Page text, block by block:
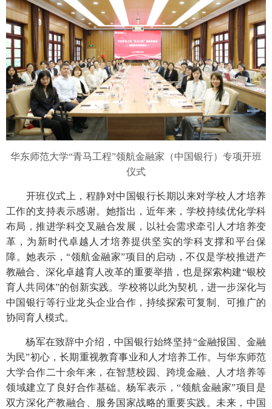
华东师范大学“青马工程”领航金融家（中国银行）专项开班
仪式
开班仪式上，程静对中国银行长期以来对学校人才培养
工作的支持表示感谢。她指出，近年来，学校持续优化学科
布局，推进学科交叉融合发展，以社会需求牵引人才培养变
革，为新时代卓越人才培养提供坚实的学科支撑和平台保
障。她表示，“领航金融家”项目的启动，不仅是学校推进产
教融合、深化卓越育人改革的重要举措，也是探索构建“银校
育人共同体”的创新实践。学校将以此为契机，进一步深化与
中国银行等行业龙头企业合作，持续探索可复制、可推广的
协同育人模式。
杨军在致辞中介绍，中国银行始终坚持“金融报国、金融
为民”初心，长期重视教育事业和人才培养工作。与华东师范
大学合作二十余年来，在智慧校园、跨境金融、人才培养等
领域建立了良好合作基础。杨军表示，“领航金融家”项目是
双方深化产教融合、服务国家战略的重要实践。未来，中国